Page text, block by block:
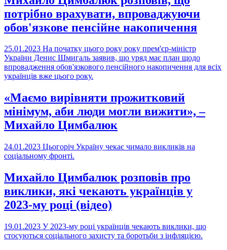
потрібно врахувати, впроваджуючи
обов'язкове пенсійне накопичення
25.01.2023 На початку цього року року прем'єр-міністр
України Денис Шмигаль заявив, що уряд має план щодо
впровадження обов'язкового пенсійного накопичення для всіх
українців вже цього року.
«Маємо вирівняти прожитковий
мінімум, аби люди могли вижити», –
Михайло Цимбалюк
24.01.2023 Цьогоріч Україну чекає чимало викликів на
соціальному фронті.
Михайло Цимбалюк розповів про
виклики, які чекають українців у
2023-му році (відео)
19.01.2023 У 2023-му році українців чекають виклики, що
стосуються соціального захисту та боротьби з інфляцією.